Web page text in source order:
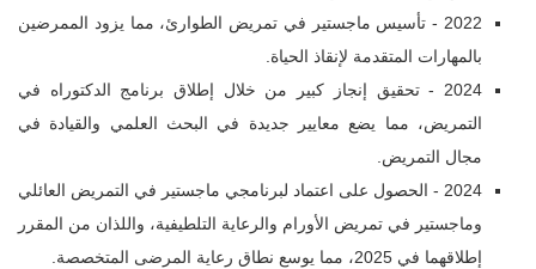
2022 - تأسيس ماجستير في تمريض الطوارئ، مما يزود الممرضين
بالمهارات المتقدمة لإنقاذ الحياة.
2024 - تحقيق إنجاز كبير من خلال إطلاق برنامج الدكتوراه في
التمريض، مما يضع معايير جديدة في البحث العلمي والقيادة في
مجال التمريض.
2024 - الحصول على اعتماد لبرنامجي ماجستير في التمريض العائلي
وماجستير في تمريض الأورام والرعاية التلطيفية، واللذان من المقرر
إطلاقهما في 2025، مما يوسع نطاق رعاية المرضى المتخصصة.